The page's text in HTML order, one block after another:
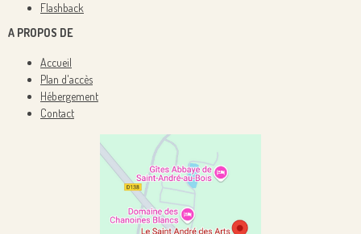
Flashback
A PROPOS DE
Accueil
Plan d'accès
Hébergement
Contact